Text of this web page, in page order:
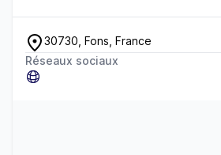
30730, Fons, France
Réseaux sociaux